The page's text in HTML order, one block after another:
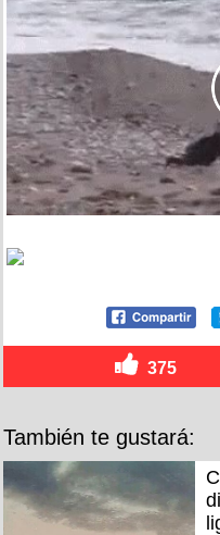
375
También te gustará: